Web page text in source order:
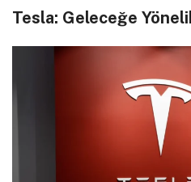
Tesla: Geleceğe